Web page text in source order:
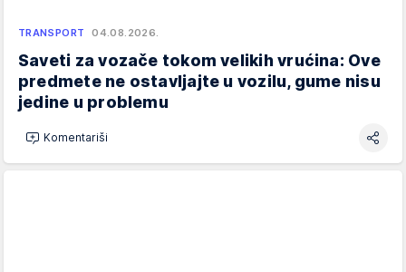
TRANSPORT 04.08.2026.
Saveti za vozače tokom velikih vrućina: Ove
predmete ne ostavljajte u vozilu, gume nisu
jedine u problemu
Komentariši